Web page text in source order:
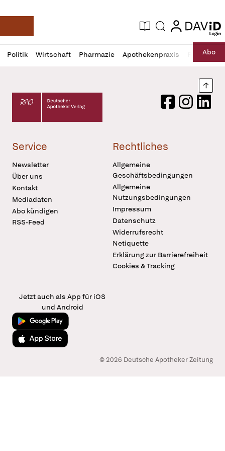
Deutsche Apotheker Zeitung
Aktuelle Ausgabe
Suche login
login
Politik Wirtschaft Pharmazie Apothekenpraxis RechtAbo
Profil
öffnen
Daz
Pur
Deutscher Apotheker Verlag Logo
FacebookInstagram
Service
Newsletter
Über uns
Kontakt
Mediadaten
Abo kündigen
RSS-Feed
Rechtliches
Allgemeine
Geschäftsbedingungen
Allgemeine
Nutzungsbedingungen
Impressum
Datenschutz
Widerrufsrecht
Netiquette
Erklärung zur Barrierefreiheit
Cookies & Tracking
Jetzt auch als App für iOS
und Android
Jetzt bei Google Play
Laden im App Store
© 2026 Deutsche Apotheker Zeitung